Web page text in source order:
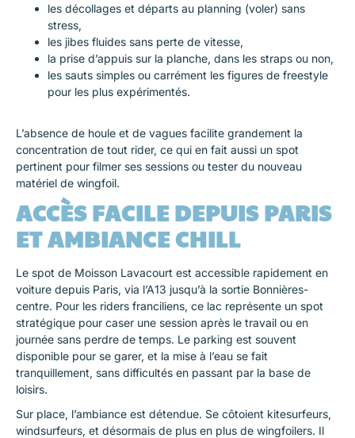
les décollages et départs au planning (voler) sans
stress,
les jibes fluides sans perte de vitesse,
la prise d’appuis sur la planche, dans les straps ou non,
les sauts simples ou carrément les figures de freestyle
pour les plus expérimentés.
L’absence de houle et de vagues facilite grandement la
concentration de tout rider, ce qui en fait aussi un spot
pertinent pour filmer ses sessions ou tester du nouveau
matériel de wingfoil.
ACCÈS FACILE DEPUIS PARIS
ET AMBIANCE CHILL
Le spot de Moisson Lavacourt est accessible rapidement en
voiture depuis Paris, via l’A13 jusqu’à la sortie Bonnières-
centre. Pour les riders franciliens, ce lac représente un spot
stratégique pour caser une session après le travail ou en
journée sans perdre de temps. Le parking est souvent
disponible pour se garer, et la mise à l’eau se fait
tranquillement, sans difficultés en passant par la base de
loisirs.
Sur place, l’ambiance est détendue. Se côtoient kitesurfeurs,
windsurfeurs, et désormais de plus en plus de wingfoilers. Il